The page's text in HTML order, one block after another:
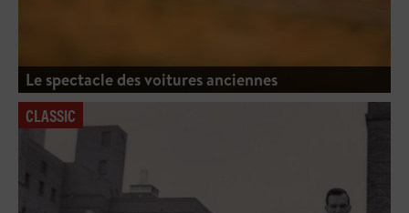
Le spectacle des voitures anciennes
CLASSIC